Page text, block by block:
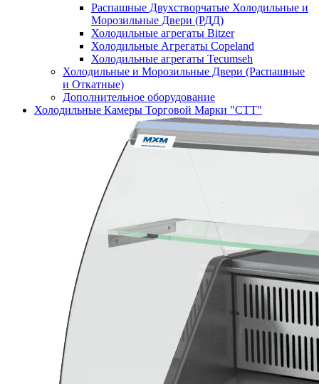
Распашные Двухстворчатые Холодильные и
Морозильные Двери (РДД)
Холодильные агрегаты Bitzer
Холодильные Агрегаты Copeland
Холодильные агрегаты Tecumseh
Холодильные и Морозильные Двери (Распашные
и Откатные)
Дополнительное оборудование
Холодильные Камеры Торговой Марки "СТТ"